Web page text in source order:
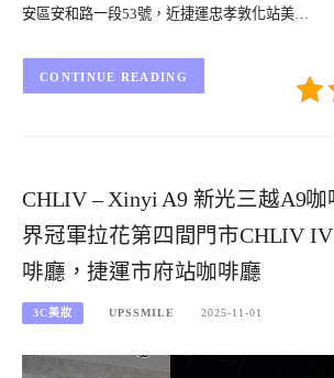
安區安和路一段53號，近捷運忠孝敦化站美…
CONTINUE READING
CHLIV – Xinyi A9 新光三越A9
界冠軍拉花第四間門市CHLIV
啡廳，捷運市府站咖啡廳
3C美妝 UPSSMILE 2025-11-01